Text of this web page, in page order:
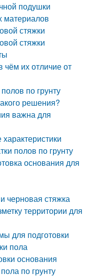
подушки
материалов
стяжки
стяжки
чём их отличие от
по грунту
решения?
важна для
полов по грунту
основания для
черновая стяжка
территории для
для подготовки
пола
основания
по грунту